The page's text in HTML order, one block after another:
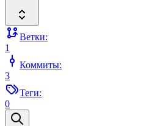
Ветки:
1
Коммиты:
3
Теги:
0